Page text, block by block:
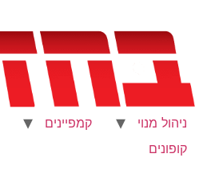
ניהול מנוי קמפיינים
קופונים